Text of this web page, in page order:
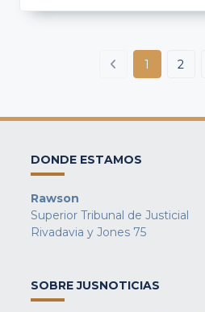
1 2
DONDE ESTAMOS
Rawson
Superior Tribunal de Justicial
Rivadavia y Jones 75
SOBRE JUSNOTICIAS